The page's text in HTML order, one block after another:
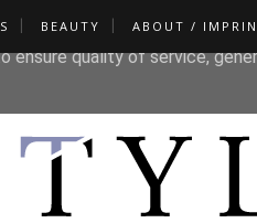
BEAUTY ABOUT /
traffic. Your IP address and
ensure quality of service,